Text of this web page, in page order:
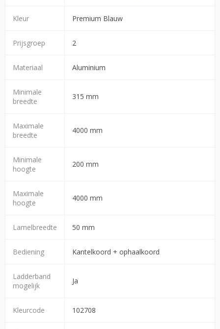
Kleur Premium Blauw
Prijsgroep 2
Materiaal Aluminium
Minimale
breedte
315 mm
Maximale
breedte
4000 mm
Minimale
hoogte
200 mm
Maximale
hoogte
4000 mm
Lamelbreedte 50 mm
Bediening Kantelkoord + ophaalkoord
Ladderband
mogelijk
Ja
Kleurcode 102708